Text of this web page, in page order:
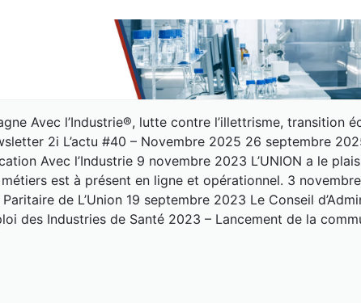
Avec l’Industrie®, lutte contre l’illettrisme, transition
2i L’actu #40 – Novembre 2025 26 septembre
Avec l’Industrie 9 novembre 2023 L’UNION a le
est à présent en ligne et opérationnel. 3
de L’Union 19 septembre 2023 Le Conseil
des Industries de Santé 2023 – Lancement de la